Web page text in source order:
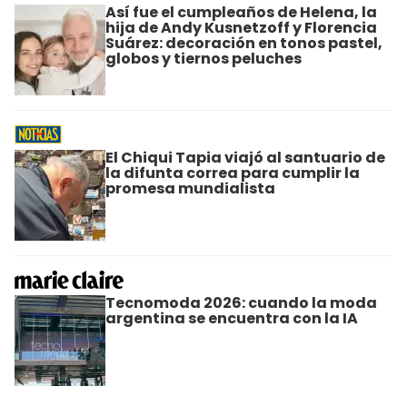
Así fue el cumpleaños de Helena, la
hija de Andy Kusnetzoff y Florencia
Suárez: decoración en tonos pastel,
globos y tiernos peluches
El Chiqui Tapia viajó al santuario de
la difunta correa para cumplir la
promesa mundialista
Tecnomoda 2026: cuando la moda
argentina se encuentra con la IA